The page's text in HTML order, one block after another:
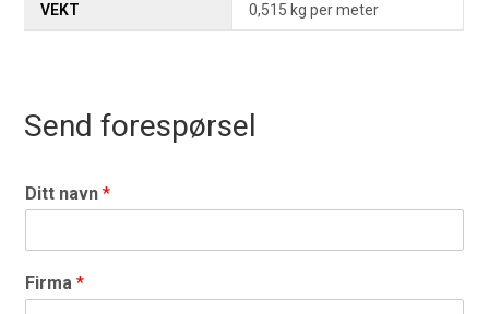
VEKT 0,515 kg per meter
Send forespørsel
Ditt navn*
Firma*